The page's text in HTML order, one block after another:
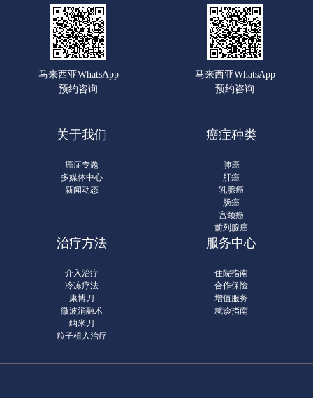
马来西亚WhatsApp
预约咨询
马来西亚WhatsApp
预约咨询
关于我们
癌症专题
多媒体中心
新闻动态
癌症种类
肺癌
肝癌
乳腺癌
肠癌
宫颈癌
前列腺癌
治疗方法
介入治疗
冷冻疗法
康博刀
微波消融术
纳米刀
粒子植入治疗
服务中心
住院指南
合作保险
增值服务
就诊指南